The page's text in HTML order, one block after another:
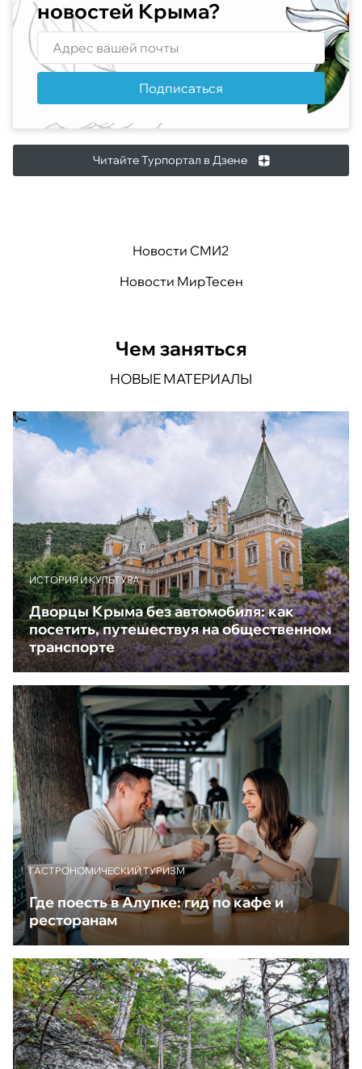
новостей Крыма?
Подписаться
Читайте Турпортал в Дзене
Новости СМИ2
Новости МирТесен
Чем заняться
НОВЫЕ МАТЕРИАЛЫ
ИСТОРИЯ И КУЛЬТУРА
Дворцы Крыма без автомобиля: как
посетить, путешествуя на общественном
транспорте
ГАСТРОНОМИЧЕСКИЙ ТУРИЗМ
Где поесть в Алупке: гид по кафе и
ресторанам